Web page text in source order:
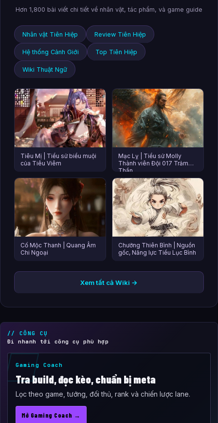
Hơn 1,800 bài viết chi tiết về nhân vật, tác phẩm, và game guide
Nhân vật Tiên Hiệp Review Tiên Hiệp
Hệ thống Cảnh Giới Top Tiên Hiệp
Wiki Thuật Ngữ
Tiêu Mị | Tiểu sử biểu muội
của Tiêu Viêm
Mạc Lỵ | Tiểu sử Molly
Thành viên Đội 017 Trảm
Thần
Cố Mộc Thanh | Quang Âm
Chi Ngoại
Chưởng Thiên Bình | Nguồn
gốc, Năng lực Tiểu Lục Bình
Xem tất cả Wiki →
// CÔNG CỤ
Đi nhanh tới công cụ phù hợp
Gaming Coach
Tra build, đọc kèo, chuẩn bị meta
Lọc theo game, tướng, đối thủ, rank và chiến lược lane.
Mở Gaming Coach →